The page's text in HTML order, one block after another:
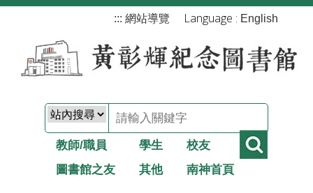
跳
::: 網站導覽 Language : English
教師/職員 學生
校友
圖書館之友
其他 南神首頁